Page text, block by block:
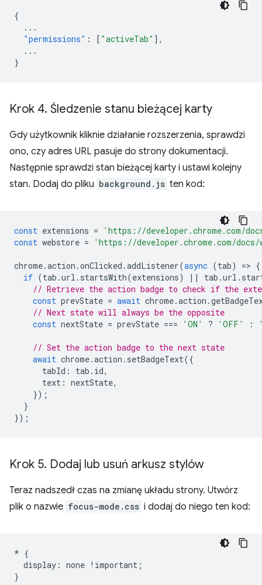
{
...
"permissions" : [ "activeTab" ],
...
}
Krok 4. Śledzenie stanu bieżącej karty
Gdy użytkownik kliknie działanie rozszerzenia, sprawdzi
ono, czy adres URL pasuje do strony dokumentacji.
Następnie sprawdzi stan bieżącej karty i ustawi kolejny
stan. Dodaj do pliku background.js ten kod:
const extensions =
'https://developer.chrome.com/
const webstore = 'https://developer.chrome.com/docs/
chrome.action .onClicked .addListener(async (tab) => {
if (tab .url . startsWith(extensions) || tab .url .
// Retrieve the action badge to check if the
const prevState = await chrome.action .
// Next state will always be the opposite
const nextState = prevState === 'ON' ? 'OFF' :
// Set the action badge to the next state
await chrome.action . setBadgeText({
tabId : tab . id,
text : nextState,
});
}
});
Krok 5. Dodaj lub usuń arkusz stylów
Teraz nadszedł czas na zmianę układu strony. Utwórz
plik o nazwie focus-mode.css i dodaj do niego ten kod:
* {
display : none ! important ;
}